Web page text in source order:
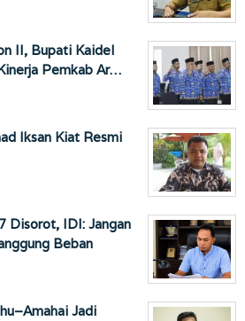
II, Bupati Kaidel
Pemkab Ar…
Iksan Kiat Resmi
Disorot, IDI: Jangan
Beban
Jadi